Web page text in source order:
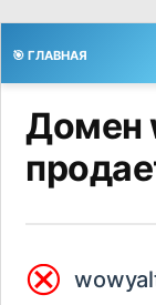
🎯 ГЛАВНАЯ
Домен
⮿